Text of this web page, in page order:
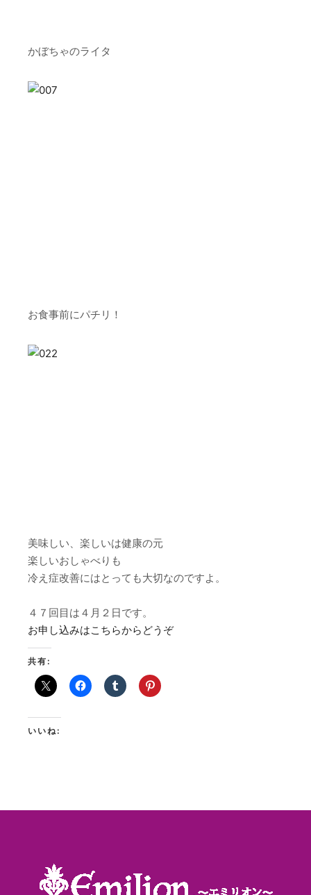
かぼちゃのライタ
お食事前にパチリ！
美味しい、楽しいは健康の元
楽しいおしゃべりも
冷え症改善にはとっても大切なのですよ。
４７回目は４月２日です。
お申し込みはこちらからどうぞ
共有:
いいね: